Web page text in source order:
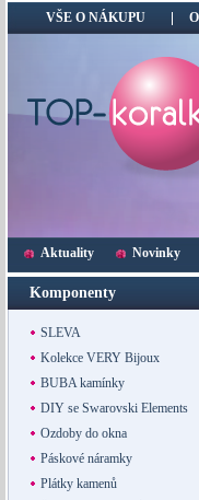
VŠE O NÁKUPU
Aktuality Novinky
Komponenty
SLEVA
Kolekce VERY Bijoux
BUBA kamínky
DIY se Swarovski Elements
Ozdoby do okna
Páskové náramky
Plátky kamenů